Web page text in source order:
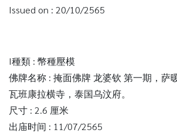
Issued on : 20/10/2565
I種類 : 幣種壓模
佛牌名称 : 掩面佛牌 龙婆钦 第一期，萨
瓦班康拉横寺，泰国乌汶府。
尺寸 : 2.6 厘米
出庙时间 : 11/07/2565